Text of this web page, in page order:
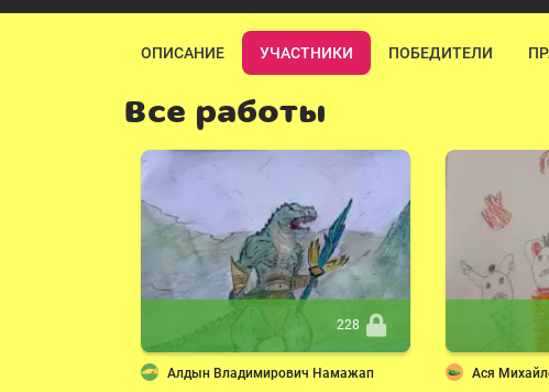
ОПИСАНИЕ УЧАСТНИКИ ПОБЕДИТЕЛИ
Все работы
228
Алдын Владимирович Намажап Ася